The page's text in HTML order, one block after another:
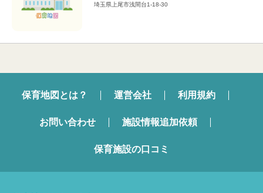
埼玉県上尾市浅間台1-18-30
保育地図とは？ 運営会社 利用規約
お問い合わせ 施設情報追加依頼
保育施設の口コミ